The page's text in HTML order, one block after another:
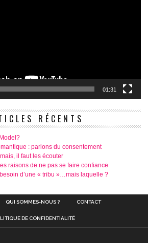
01:31
RÉCENTS
: parlons du consentement
il faut les écouter
raisons de ne pas se faire confiance
d’une « tribu »…mais laquelle ?
QUI SOMMES-NOUS ? CONTACT
DE CONFIDENTIALITÉ